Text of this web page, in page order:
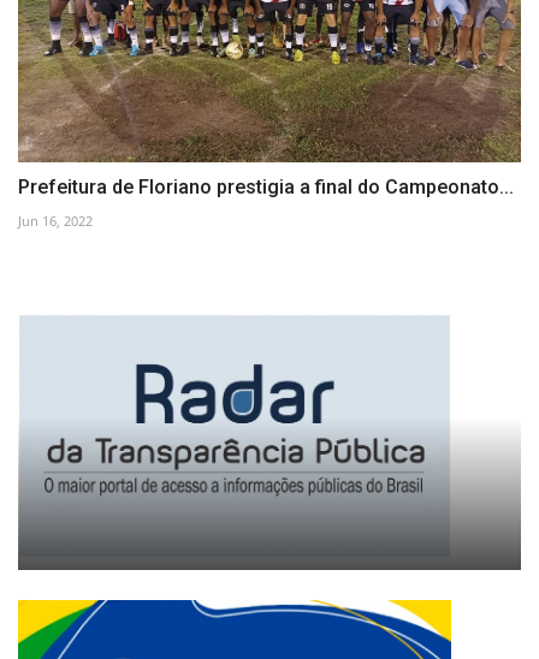
Prefeitura de Floriano prestigia a final do Campeonato...
Jun 16, 2022